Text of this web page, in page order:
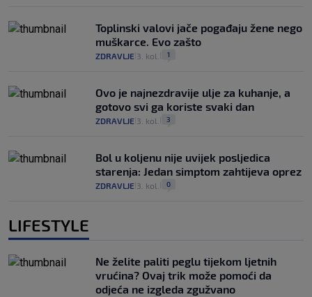
Toplinski valovi jače pogađaju žene nego
muškarce. Evo zašto
ZDRAVLJE 3. kol. 1
Ovo je najnezdravije ulje za kuhanje, a
gotovo svi ga koriste svaki dan
ZDRAVLJE 3. kol. 3
Bol u koljenu nije uvijek posljedica
starenja: Jedan simptom zahtijeva oprez
ZDRAVLJE 3. kol. 0
LIFESTYLE
Ne želite paliti peglu tijekom ljetnih
vrućina? Ovaj trik može pomoći da
odjeća ne izgleda zgužvano